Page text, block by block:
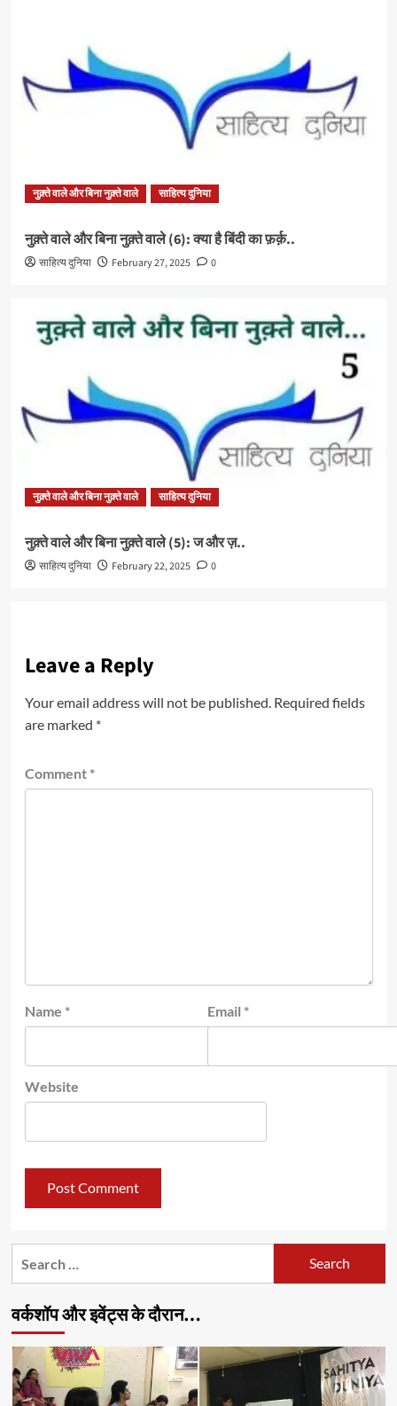
नुक़्ते वाले और बिना नुक़्ते वाले साहित्य दुनिया
नुक़्ते वाले और बिना नुक़्ते वाले (6): क्या है बिंदी का फ़र्क़..
साहित्य दुनिया February 27, 2025 0
नुक़्ते वाले और बिना नुक़्ते वाले साहित्य दुनिया
नुक़्ते वाले और बिना नुक़्ते वाले (5): ज और ज़..
साहित्य दुनिया February 22, 2025 0
Leave a Reply
Your email address will not be published. Required fields
are marked *
Comment *
Name * Email *
Website
वर्कशॉप और इवेंट्स के दौरान…